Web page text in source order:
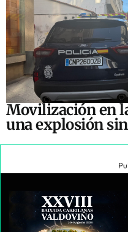
Movilización en
una explosión